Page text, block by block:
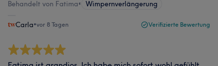
Behandelt von Fatima• Wimpernverlängerung
Carla•vor 8 Tagen Verifizierte Bewertung